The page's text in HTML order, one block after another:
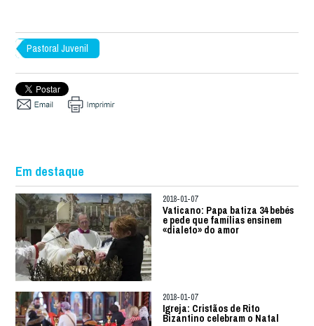
Pastoral Juvenil
Em destaque
2018-01-07
Vaticano: Papa batiza 34 bebés
e pede que famílias ensinem
«dialeto» do amor
2018-01-07
Igreja: Cristãos de Rito
Bizantino celebram o Natal